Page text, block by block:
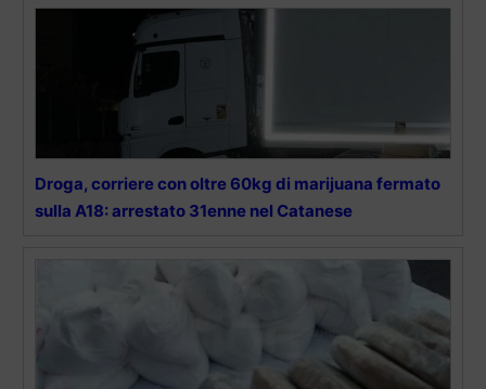
Droga, corriere con oltre 60kg di marijuana fermato
sulla A18: arrestato 31enne nel Catanese